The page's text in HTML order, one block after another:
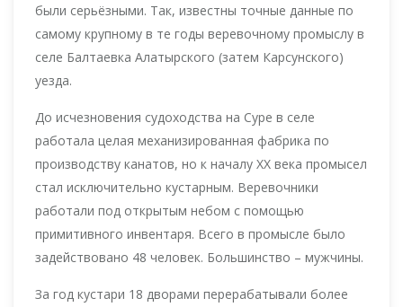
были серьёзными. Так, известны точные данные по
самому крупному в те годы веревочному промыслу в
селе Балтаевка Алатырского (затем Карсунского)
уезда.
До исчезновения судоходства на Суре в селе
работала целая механизированная фабрика по
производству канатов, но к началу XX века промысел
стал исключительно кустарным. Веревочники
работали под открытым небом с помощью
примитивного инвентаря. Всего в промысле было
задействовано 48 человек. Большинство – мужчины.
За год кустари 18 дворами перерабатывали более